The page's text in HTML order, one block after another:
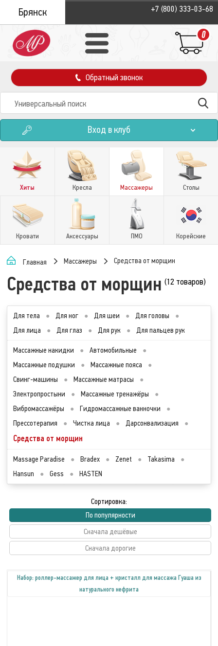
Брянск +7 (800) 333-03-68
0
Обратный звонок
Вход в клуб
Хиты Кресла Массажеры Столы
Кровати Аксессуары ПМО Корейские
Главная Массажеры Средства от морщин
Средства от морщин (12 товаров)
Для тела ● Для ног ● Для шеи ● Для головы
●
Для лица
● Для глаз ● Для рук ● Для пальцев рук
Массажные накидки ● Автомобильные
●
Массажные подушки
● Массажные пояса
●
Свинг-машины
● Массажные матрасы
●
Электропростыни
● Массажные тренажёры
●
Вибромассажёры
● Гидромассажные ванночки
●
Прессотерапия
● Чистка лица ● Дарсонвализация ●
Средства от морщин
Massage Paradise ● Bradex ● Zenet ● Takasima
●
Hansun
● Gess ● HASTEN
Сортировка:
По популярности
Сначала дешёвые
Сначала дорогие
Набор: роллер-массажер для лица + кристалл для массажа Гуаша из
натурального нефрита